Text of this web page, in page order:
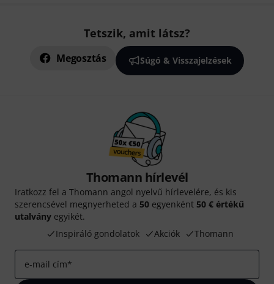
Tetszik, amit látsz?
Megosztás Súgó & Visszajelzések
Thomann hírlevél
Iratkozz fel a Thomann angol nyelvű hírlevelére, és kis
szerencsével megnyerheted a 50 egyenként 50 € értékű
utalvány egyikét.
Inspiráló gondolatok
Akciók Thomann
e-mail cím*